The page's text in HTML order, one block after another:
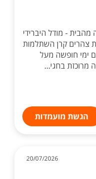
- מודל היברידי
צהרים קרן השתלמות
ימי חופשה מעל
הגשת מועמדות
20/07/2026